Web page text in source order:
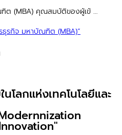
ต (MBA) คุณสมบัติของผู้เข้ …
ธุรกิจ มหาบัณฑิต (MBA)”
โลกแห่งเทคโนโลยีและ